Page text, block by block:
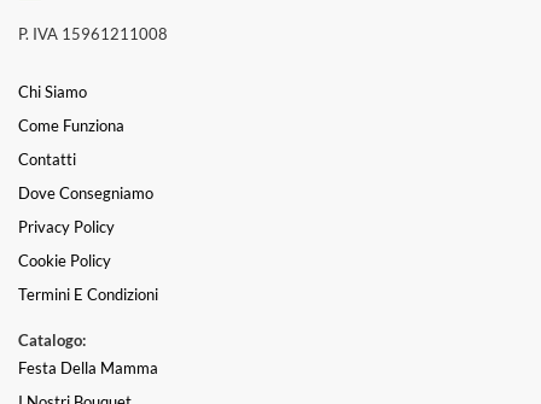
P. IVA 15961211008
Chi Siamo
Come Funziona
Contatti
Dove Consegniamo
Privacy Policy
Cookie Policy
Termini E Condizioni
Catalogo:
Festa Della Mamma